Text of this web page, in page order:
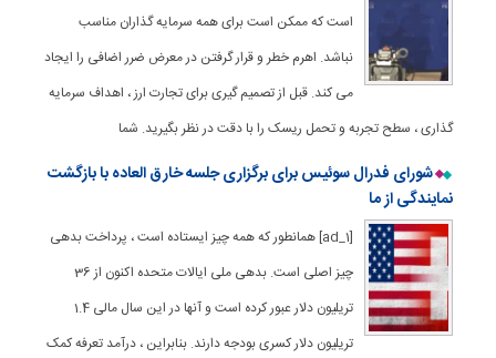
است که ممکن است برای همه سرمایه گذاران مناسب
نباشد. اهرم خطر و قرار گرفتن در معرض ضرر اضافی را ایجاد
می کند. قبل از تصمیم گیری برای تجارت ارز ، اهداف سرمایه
گذاری ، سطح تجربه و تحمل ریسک را با دقت در نظر بگیرید. شما
شورای فدرال سوئیس برای برگزاری جلسه خارق العاده با بازگشت
نمایندگی از ما
[ad_1] همانطور که همه چیز ایستاده است ، پرداخت بدهی
چیز اصلی است. بدهی ملی ایالات متحده اکنون از 36
تریلیون دلار عبور کرده است و آنها در این سال مالی 1.4
تریلیون دلار کسری بودجه دارند. بنابراین ، درآمد تعرفه کمک